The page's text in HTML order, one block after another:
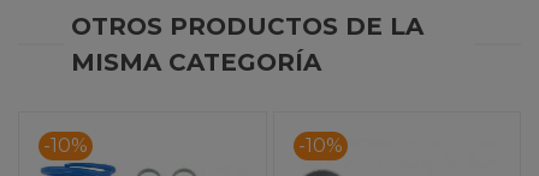
OTROS PRODUCTOS DE LA
MISMA CATEGORÍA
-10% -10%